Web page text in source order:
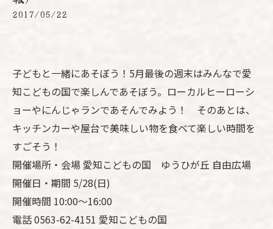
2017/05/22
子どもと一緒にあそぼう！5月最後の週末はみんなで愛
知こどもの国で楽しんであそぼう。ローカルヒーローシ
ョーやにんじゃランであそんでみよう！ そのあとは、
キッチンカーや屋台で美味しい物を食べて楽しい時間を
すごそう！
開催場所・会場 愛知こどもの国 ゆうひが丘 自由広場
開催日・期間 5/28(日)
開催時間 10:00～16:00
電話 0563-62-4151 愛知こどもの国